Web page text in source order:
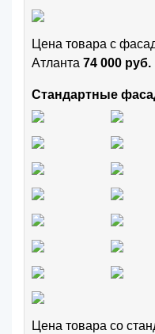
Цена товара с
Атланта 74 000 руб.
Стандартные
Цена товара cо